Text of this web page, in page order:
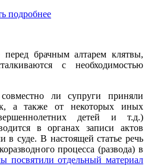
подробнее
брачным алтарем клятвы,
с необходимостью
ли супруги приняли
а также от некоторых иных
детей и т.д.)
в органах записи актов
в суде. В настоящей статье речь
процесса (развода) в
посвятили отдельный материал